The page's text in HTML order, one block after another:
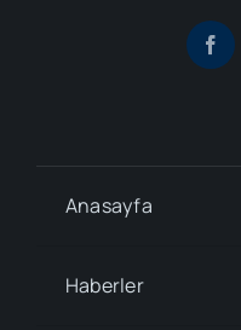
Anasayfa
Haberler